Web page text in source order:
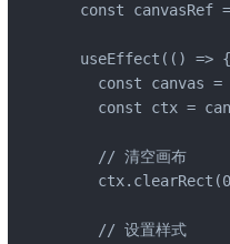
const canvasRef
  useEffect(() => {
const canvas =
const ctx =
    // 清空画布
    // 设置样式